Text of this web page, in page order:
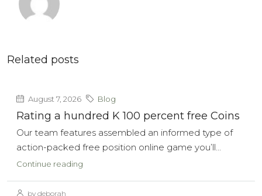
Related posts
August 7, 2026 Blog
Rating a hundred K 100 percent free Coins
Our team features assembled an informed type of
action-packed free position online game you’ll...
Continue reading
by deborah